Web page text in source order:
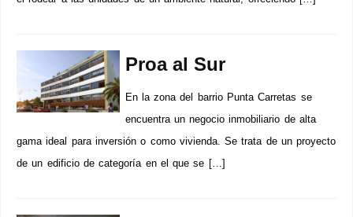
Proa al Sur
En la zona del barrio Punta Carretas se
encuentra un negocio inmobiliario de alta
gama ideal para inversión o como vivienda. Se trata de un proyecto
de un edificio de categoría en el que se […]